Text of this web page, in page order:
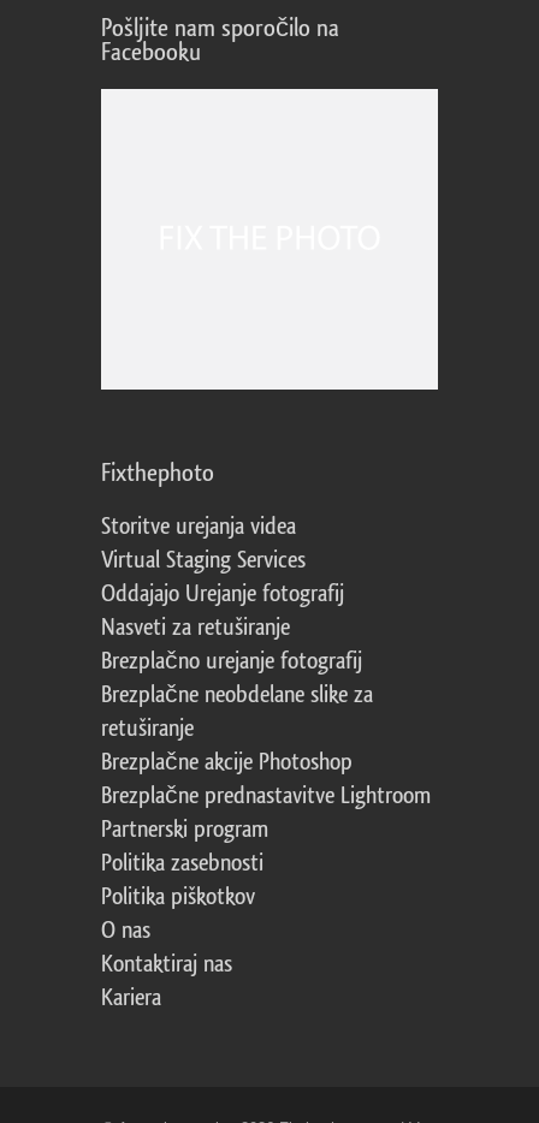
Pošljite nam sporočilo na
Facebooku
Fixthephoto
Storitve urejanja videa
Virtual Staging Services
Oddajajo Urejanje fotografij
Nasveti za retuširanje
Brezplačno urejanje fotografij
Brezplačne neobdelane slike za
retuširanje
Brezplačne akcije Photoshop
Brezplačne prednastavitve Lightroom
Partnerski program
Politika zasebnosti
Politika piškotkov
O nas
Kontaktiraj nas
Kariera